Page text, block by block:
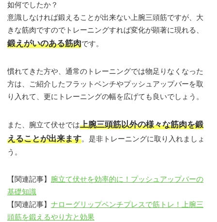
如何でしたか？
意識しなければ鍛えることが出来ない上腕三頭筋ですが、大
きな筋肉ですのでトレーニングすれば変化が顕著に現れる、
鍛えがいのある筋肉です。
慣れてきた方や、通常のトレーニングでは物足りなくなった
方は、ご紹介したフラットベンチやプッシュアップバーを取
り入れて、更にトレーニングの幅を広げても良いでしょう。
また、腕立て伏せでは上腕三頭筋以外の様々な筋肉を鍛
えることが出来ます。是非トレーニングに取り入れましょ
う。
【関連記事】 腕立て伏せを効率的に！プッシュアップバーの
基礎知識
【関連記事】 ナローグリップベンチプレスで筋トレ！上腕三
頭筋を鍛えるやり方と効果